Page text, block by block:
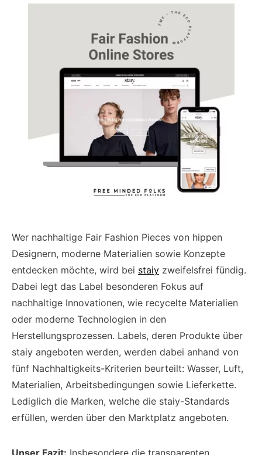
Wer nachhaltige Fair Fashion Pieces von hippen
Designern, moderne Materialien sowie Konzepte
entdecken möchte, wird bei staiy zweifelsfrei fündig.
Dabei legt das Label besonderen Fokus auf
nachhaltige Innovationen, wie recycelte Materialien
oder moderne Technologien in den
Herstellungsprozessen. Labels, deren Produkte über
staiy angeboten werden, werden dabei anhand von
fünf Nachhaltigkeits-Kriterien beurteilt: Wasser, Luft,
Materialien, Arbeitsbedingungen sowie Lieferkette.
Lediglich die Marken, welche die staiy-Standards
erfüllen, werden über den Marktplatz angeboten.
Unser Fazit: Insbesondere die transparenten